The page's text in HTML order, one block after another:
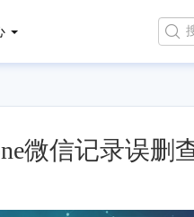

微信记录误删